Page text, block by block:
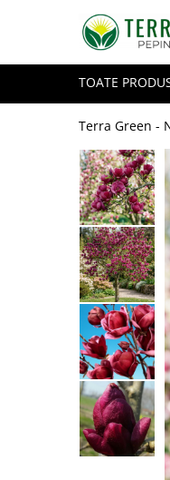
TOATE
Terra Green -